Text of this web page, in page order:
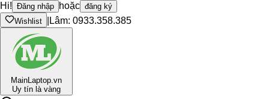
Hi! Đăng nhập hoặc đăng ký
Wishlist
Lâm: 0933.358.385
MainLaptop.vn
Uy tín là vàng